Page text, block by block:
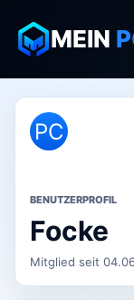
MEIN
PC
BENUTZERPROFIL
Focke
Mitglied seit